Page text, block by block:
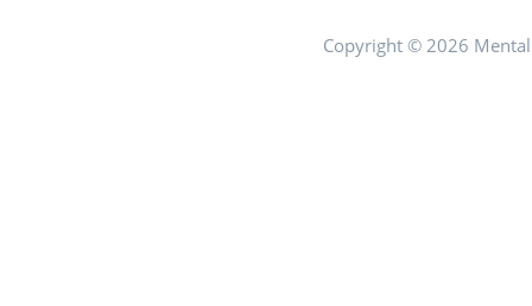
Copyright © 2026 Mental